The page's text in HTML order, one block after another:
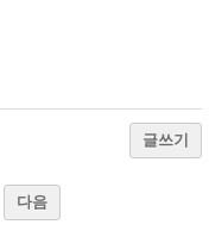
글쓰기
다음